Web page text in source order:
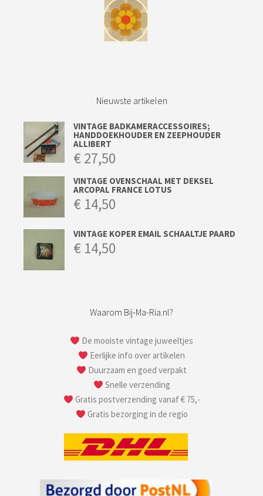
Nieuwste artikelen
VINTAGE BADKAMERACCESSOIRES;
HANDDOEKHOUDER EN ZEEPHOUDER
ALLIBERT
€27,50
VINTAGE OVENSCHAAL MET DEKSEL
ARCOPAL FRANCE LOTUS
€ 14,50
VINTAGE KOPER EMAIL SCHAALTJE PAARD
€ 14,50
Waarom Bij-Ma-Ria.nl?
De mooiste vintage juweeltjes
Eerlijke info over artikelen
Duurzaam en goed verpakt
Snelle verzending
Gratis postverzending vanaf € 75,-
Gratis bezorging in de regio